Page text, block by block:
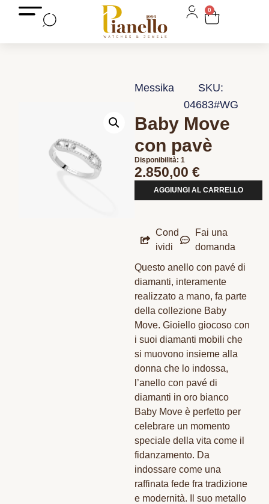
0
Messika
SKU:
04683#WG
Baby Move
con pavè
Disponibilità: 1
2.850,00 €
AGGIUNGI AL CARRELLO
Cond
ividi
Fai una
domanda
Questo anello con pavé di
diamanti, interamente
realizzato a mano, fa parte
della collezione Baby
Move. Gioiello giocoso con
i suoi diamanti mobili che
si muovono insieme alla
donna che lo indossa,
l’anello con pavé di
diamanti in oro bianco
Baby Move è perfetto per
celebrare un momento
speciale della vita come il
fidanzamento. Da
indossare come una
raffinata fede fra tradizione
e modernità. Il suo metallo